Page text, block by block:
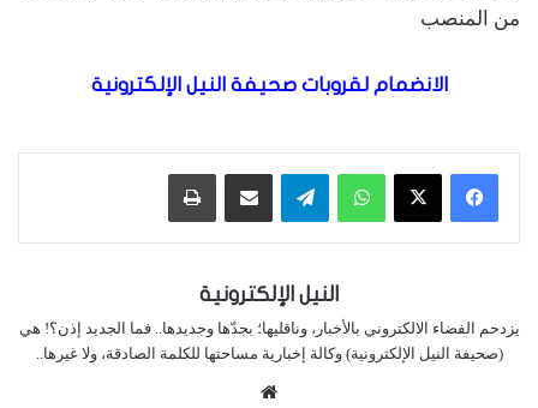
من المنصب
الانضمام لقروبات صحيفة النيل الإلكترونية
واتساب تيلقرام مشاركة عبر البريد طباعة
النيل الإلكترونية
يزدحم الفضاء الالكتروني بالأخبار، وناقليها؛ بجدّها وجديدها.. فما الجديد إذن؟! هي
(صحيفة النيل الإلكترونية) وكالة إخبارية مساحتها للكلمة الصادقة، ولا غيرها..